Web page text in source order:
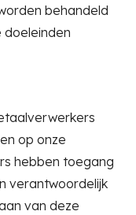
behandeld
doeleinden
op onze
hebben toegang
verantwoordelijk
van deze